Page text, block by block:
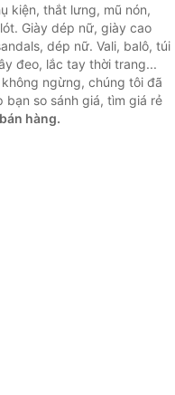
kiện, thắt lưng, mũ nón,
Giày dép nữ, giày cao
dép nữ. Vali, balô, túi
đeo, lắc tay thời trang...
ngừng, chúng tôi đã
so sánh giá, tìm giá rẻ
hàng.